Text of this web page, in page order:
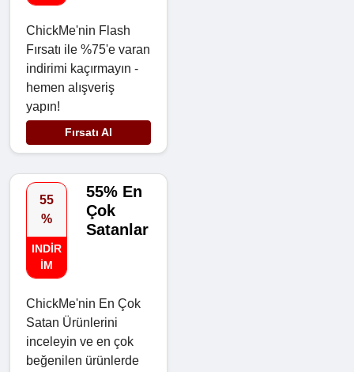
ChickMe'nin Flash
Fırsatı ile %75'e varan
indirimi kaçırmayın -
hemen alışveriş
yapın!
Fırsatı Al
55
%
INDIR
IM
55% En
Çok
Satanlar
ChickMe'nin En Çok
Satan Ürünlerini
inceleyin ve en çok
beğenilen ürünlerde